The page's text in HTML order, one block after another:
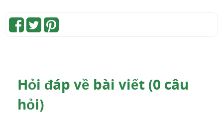
Hỏi đáp về bài viết (0 câu
hỏi)